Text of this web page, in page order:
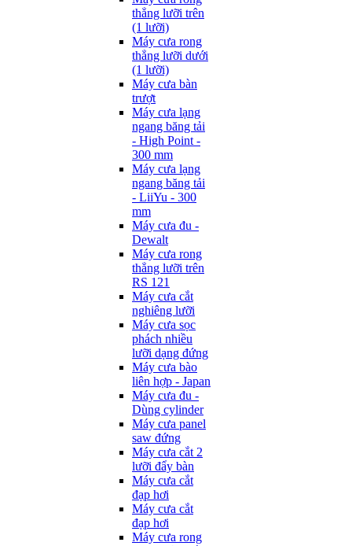
thẳng lưỡi trên
(1 lưỡi)
Máy cưa rong
thẳng lưỡi dưới
(1 lưỡi)
Máy cưa bàn
trượt
Máy cưa lạng
ngang băng tải
- High Point -
300 mm
Máy cưa lạng
ngang băng tải
- LiiYu - 300
mm
Máy cưa đu -
Dewalt
Máy cưa rong
thẳng lưỡi trên
RS 121
Máy cưa cắt
nghiêng lưỡi
Máy cưa sọc
phách nhiều
lưỡi dạng đứng
Máy cưa bào
liên hợp - Japan
Máy cưa đu -
Dùng cylinder
Máy cưa panel
saw đứng
Máy cưa cắt 2
lưỡi đẩy bàn
Máy cưa cắt
đạp hơi
Máy cưa cắt
đạp hơi
Máy cưa rong